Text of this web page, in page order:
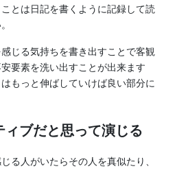
ことは日記を書くように記録して読
じる気持ちを書き出すことで客観
要素を洗い出すことが出来ます
もっと伸ばしていけば良い部分に
ィブだと思って演じる
る人がいたらその人を真似たり、